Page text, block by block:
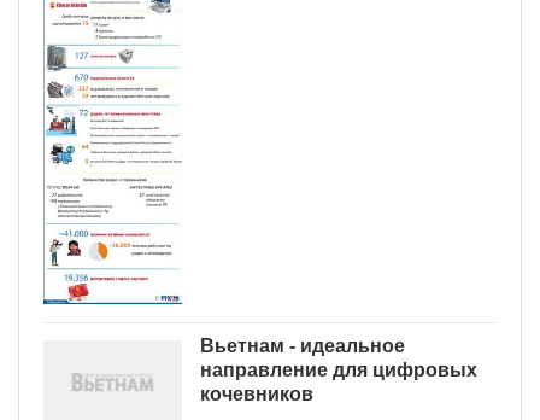
Вьетнам - идеальное
направление для цифровых
кочевников